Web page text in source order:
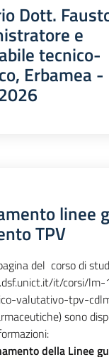
Dott.
e
tecnico-
Erbamea
linee
TPV
del corso di
it/corsi/
valutativo-tpv-
sono
della Linee